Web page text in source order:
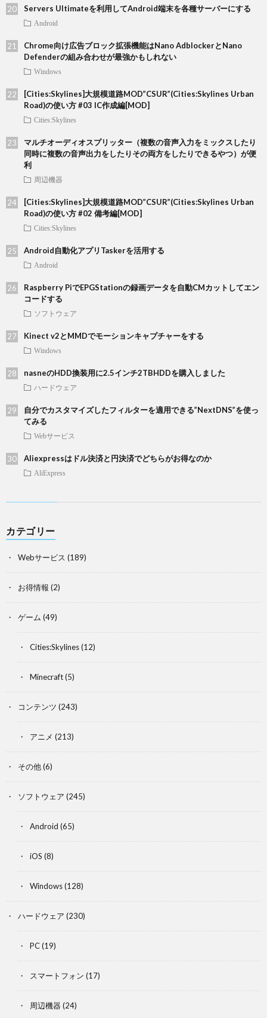
Servers Ultimateを利用してAndroid端末を各種サーバーにする
Android
Chrome向け広告ブロック拡張機能はNano AdblockerとNano
Defenderの組み合わせが最強かもしれない
Windows
[Cities:Skylines]大規模道路MOD”CSUR”(Cities:Skylines Urban
Road)の使い方 #03 IC作成編[MOD]
Cities:Skylines
マルチオーディオスプリッター（複数の音声入力をミックスしたり
同時に複数の音声出力をしたりその両方をしたりできるやつ）が便
利
周辺機器
[Cities:Skylines]大規模道路MOD”CSUR”(Cities:Skylines Urban
Road)の使い方 #02 備考編[MOD]
Cities:Skylines
Android自動化アプリTaskerを活用する
Android
Raspberry PiでEPGStationの録画データを自動CMカットしてエン
コードする
ソフトウェア
Kinect v2とMMDでモーションキャプチャーをする
Windows
nasneのHDD換装用に2.5インチ2TBHDDを購入しました
ハードウェア
自分でカスタマイズしたフィルターを適用できる”NextDNS”を使っ
てみる
Webサービス
Aliexpressはドル決済と円決済でどちらがお得なのか
AliExpress
カテゴリー
Webサービス (189)
お得情報 (2)
ゲーム (49)
Cities:Skylines(12)
Minecraft(5)
コンテンツ (243)
アニメ (213)
その他(6)
ソフトウェア (245)
Android (65)
iOS (8)
Windows(128)
ハードウェア (230)
PC(19)
スマートフォン (17)
周辺機器 (24)